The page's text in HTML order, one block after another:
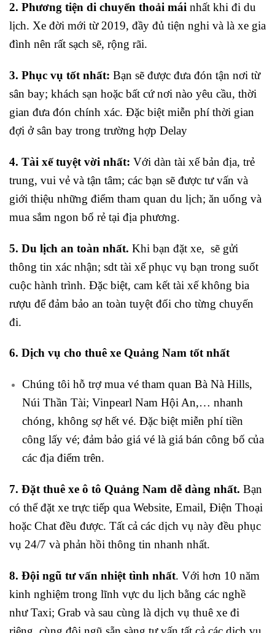
2. Phương tiện di chuyển thoải mái nhất khi đi du
lịch. Xe đời mới từ 2019, đầy đủ tiện nghi và là xe gia
đình nên rất sạch sẽ, rộng rãi.
3. Phục vụ tốt nhất: Bạn sẽ được đưa đón tận nơi từ
sân bay; khách sạn hoặc bất cứ nơi nào yêu cầu, thời
gian đưa đón chính xác. Đặc biệt miễn phí thời gian
đợi ở sân bay trong trường hợp Delay
4. Tài xế tuyệt vời nhất: Với dàn tài xế bản địa, trẻ
trung, vui vẻ và tận tâm; các bạn sẽ được tư vấn và
giới thiệu những điểm tham quan du lịch; ăn uống và
mua sắm ngon bổ rẻ tại địa phương.
5. Du lịch an toàn nhất. Khi bạn đặt xe, sẽ gửi
thông tin xác nhận; sdt tài xế phục vụ bạn trong suốt
cuộc hành trình. Đặc biệt, cam kết tài xế không bia
rượu để đảm bảo an toàn tuyệt đối cho từng chuyến
đi.
6. Dịch vụ cho thuê xe Quảng Nam tốt nhất
Chúng tôi hỗ trợ mua vé tham quan Bà Nà Hills,
Núi Thần Tài; Vinpearl Nam Hội An,… nhanh
chóng, không sợ hết vé. Đặc biệt miễn phí tiền
công lấy vé; đảm bảo giá vé là giá bán công bố của
các địa điểm trên.
7. Đặt thuê xe ô tô Quảng Nam dễ dàng nhất. Bạn
có thể đặt xe trực tiếp qua Website, Email, Điện Thoại
hoặc Chat đều được. Tất cả các dịch vụ này đều phục
vụ 24/7 và phản hồi thông tin nhanh nhất.
8. Đội ngũ tư vấn nhiệt tình nhất. Với hơn 10 năm
kinh nghiệm trong lĩnh vực du lịch bằng các nghề
như Taxi; Grab và sau cùng là dịch vụ thuê xe đi